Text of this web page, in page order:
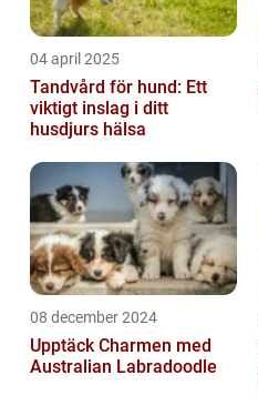
04 april 2025
Tandvård för hund: Ett
viktigt inslag i ditt
husdjurs hälsa
08 december 2024
Upptäck Charmen med
Australian Labradoodle